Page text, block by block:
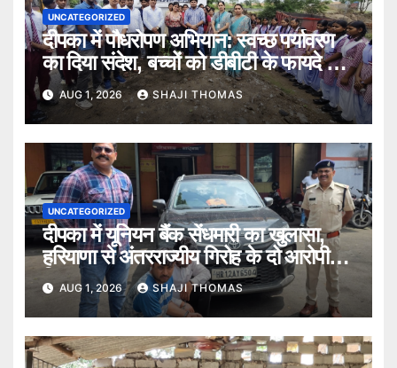
UNCATEGORIZED
दीपका में पौधरोपण अभियान: स्वच्छ पर्यावरण
का दिया संदेश, बच्चों को डीबीटी के फायदे भी
बताए।
AUG 1, 2026 SHAJI THOMAS
UNCATEGORIZED
दीपका में यूनियन बैंक सेंधमारी का खुलासा,
हरियाणा से अंतरराज्यीय गिरोह के दो आरोपी
गिरफ्तार।
AUG 1, 2026 SHAJI THOMAS